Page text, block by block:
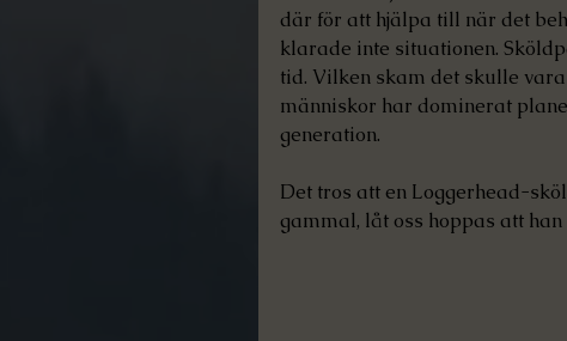
där för att hjälpa till när det
klarade inte situationen.
tid. Vilken skam det skulle
människor har dominerat
generation.
Det tros att en Loggerhead-
gammal, låt oss hoppas att